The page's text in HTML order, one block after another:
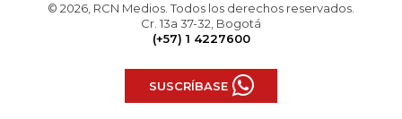
© 2026, RCN Medios. Todos los derechos reservados.
Cr. 13a 37-32, Bogotá
(+57) 1 4227600
SUSCRÍBASE